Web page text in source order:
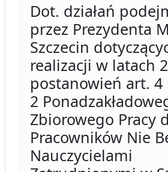
Dot. działań
przez Prezydenta
Szczecin
realizacji w latach
postanowień art.
2
Zbiorowego Pracy
Pracowników Nie
Nauczycielami